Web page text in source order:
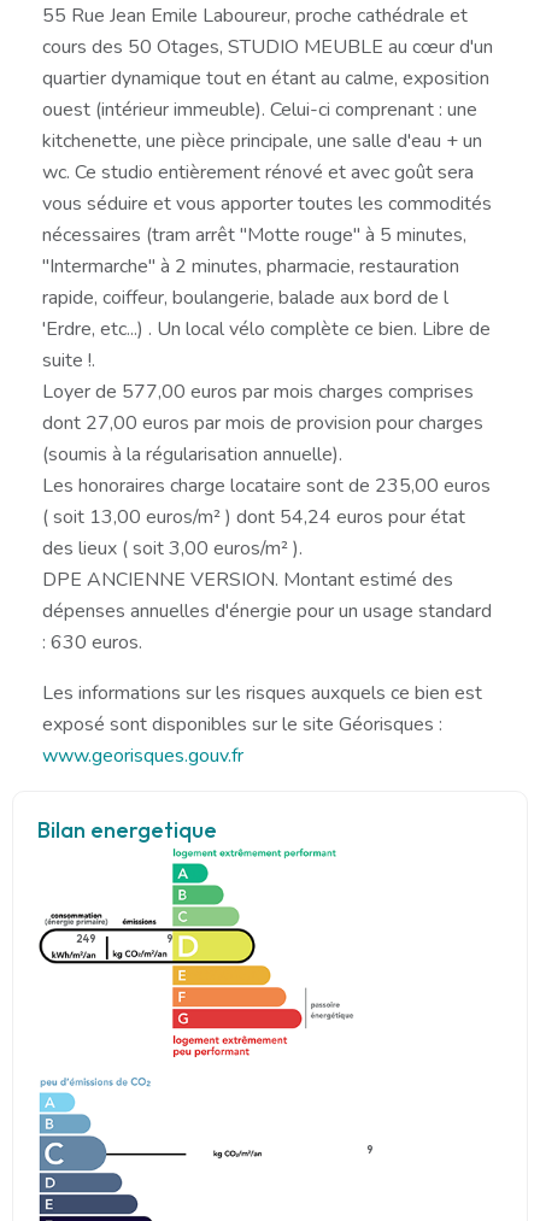
55 Rue Jean Emile Laboureur, proche cathédrale et
cours des 50 Otages, STUDIO MEUBLE au cœur d'un
quartier dynamique tout en étant au calme, exposition
ouest (intérieur immeuble). Celui-ci comprenant : une
kitchenette, une pièce principale, une salle d'eau + un
wc. Ce studio entièrement rénové et avec goût sera
vous séduire et vous apporter toutes les commodités
nécessaires (tram arrêt "Motte rouge" à 5 minutes,
"Intermarche" à 2 minutes, pharmacie, restauration
rapide, coiffeur, boulangerie, balade aux bord de l
'Erdre, etc...) . Un local vélo complète ce bien. Libre de
suite !.
Loyer de 577,00 euros par mois charges comprises
dont 27,00 euros par mois de provision pour charges
(soumis à la régularisation annuelle).
Les honoraires charge locataire sont de 235,00 euros
( soit 13,00 euros/m² ) dont 54,24 euros pour état
des lieux ( soit 3,00 euros/m² ).
DPE ANCIENNE VERSION. Montant estimé des
dépenses annuelles d'énergie pour un usage standard
: 630 euros.
Les informations sur les risques auxquels ce bien est
exposé sont disponibles sur le site Géorisques :
www.georisques.gouv.fr
Bilan energetique
249 9
9